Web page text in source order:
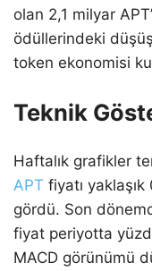
olan 2,1 milyar
ödüllerindeki
token ekonomisi
Teknik
Haftalık grafikler
APT fiyatı
gördü. Son
fiyat periyotta
MACD görünümü